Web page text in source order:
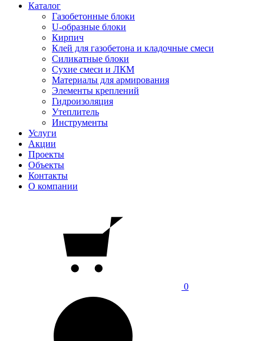
Каталог
Газобетонные блоки
U-образные блоки
Кирпич
Клей для газобетона и кладочные смеси
Силикатные блоки
Сухие смеси и ЛКМ
Материалы для армирования
Элементы креплений
Гидроизоляция
Утеплитель
Инструменты
Услуги
Акции
Проекты
Объекты
Контакты
О компании
0